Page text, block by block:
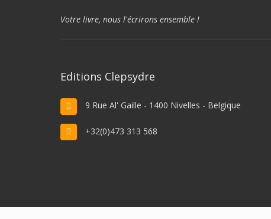
Votre livre, nous l'écrirons ensemble !
Editions Clepsydre
9 Rue Al' Gaille - 1400 Nivelles - Belgique
+32(0)473 313 568